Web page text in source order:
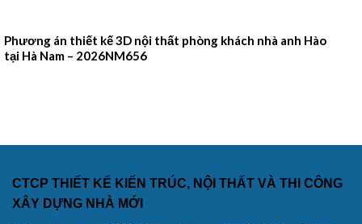
Phương án thiết kế 3D nội thất phòng khách nhà anh Hào
tại Hà Nam – 2026NM656
CTCP THIẾT KẾ KIẾN TRÚC, NỘI THẤT VÀ THI CÔNG
XÂY DỰNG NHÀ MỚI